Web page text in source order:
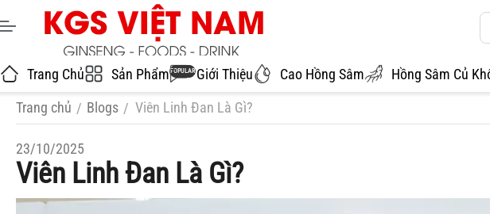
Trang Chủ Sản Phẩm POPULAR Giới Thiệu Cao Hồng Sâm Hồng Sâm Củ
Trang chủ / Blogs / Viên Linh Đan Là Gì?
23/10/2025
Viên Linh Đan Là Gì?